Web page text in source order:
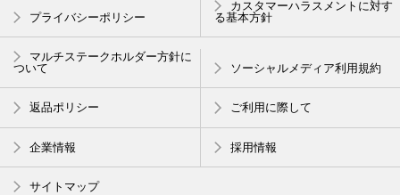
プライバシーポリシー
カスタマーハラスメントに対す
る基本方針
マルチステークホルダー方針に
ついて
ソーシャルメディア利用規約
返品ポリシー ご利用に際して
企業情報 採用情報
サイトマップ